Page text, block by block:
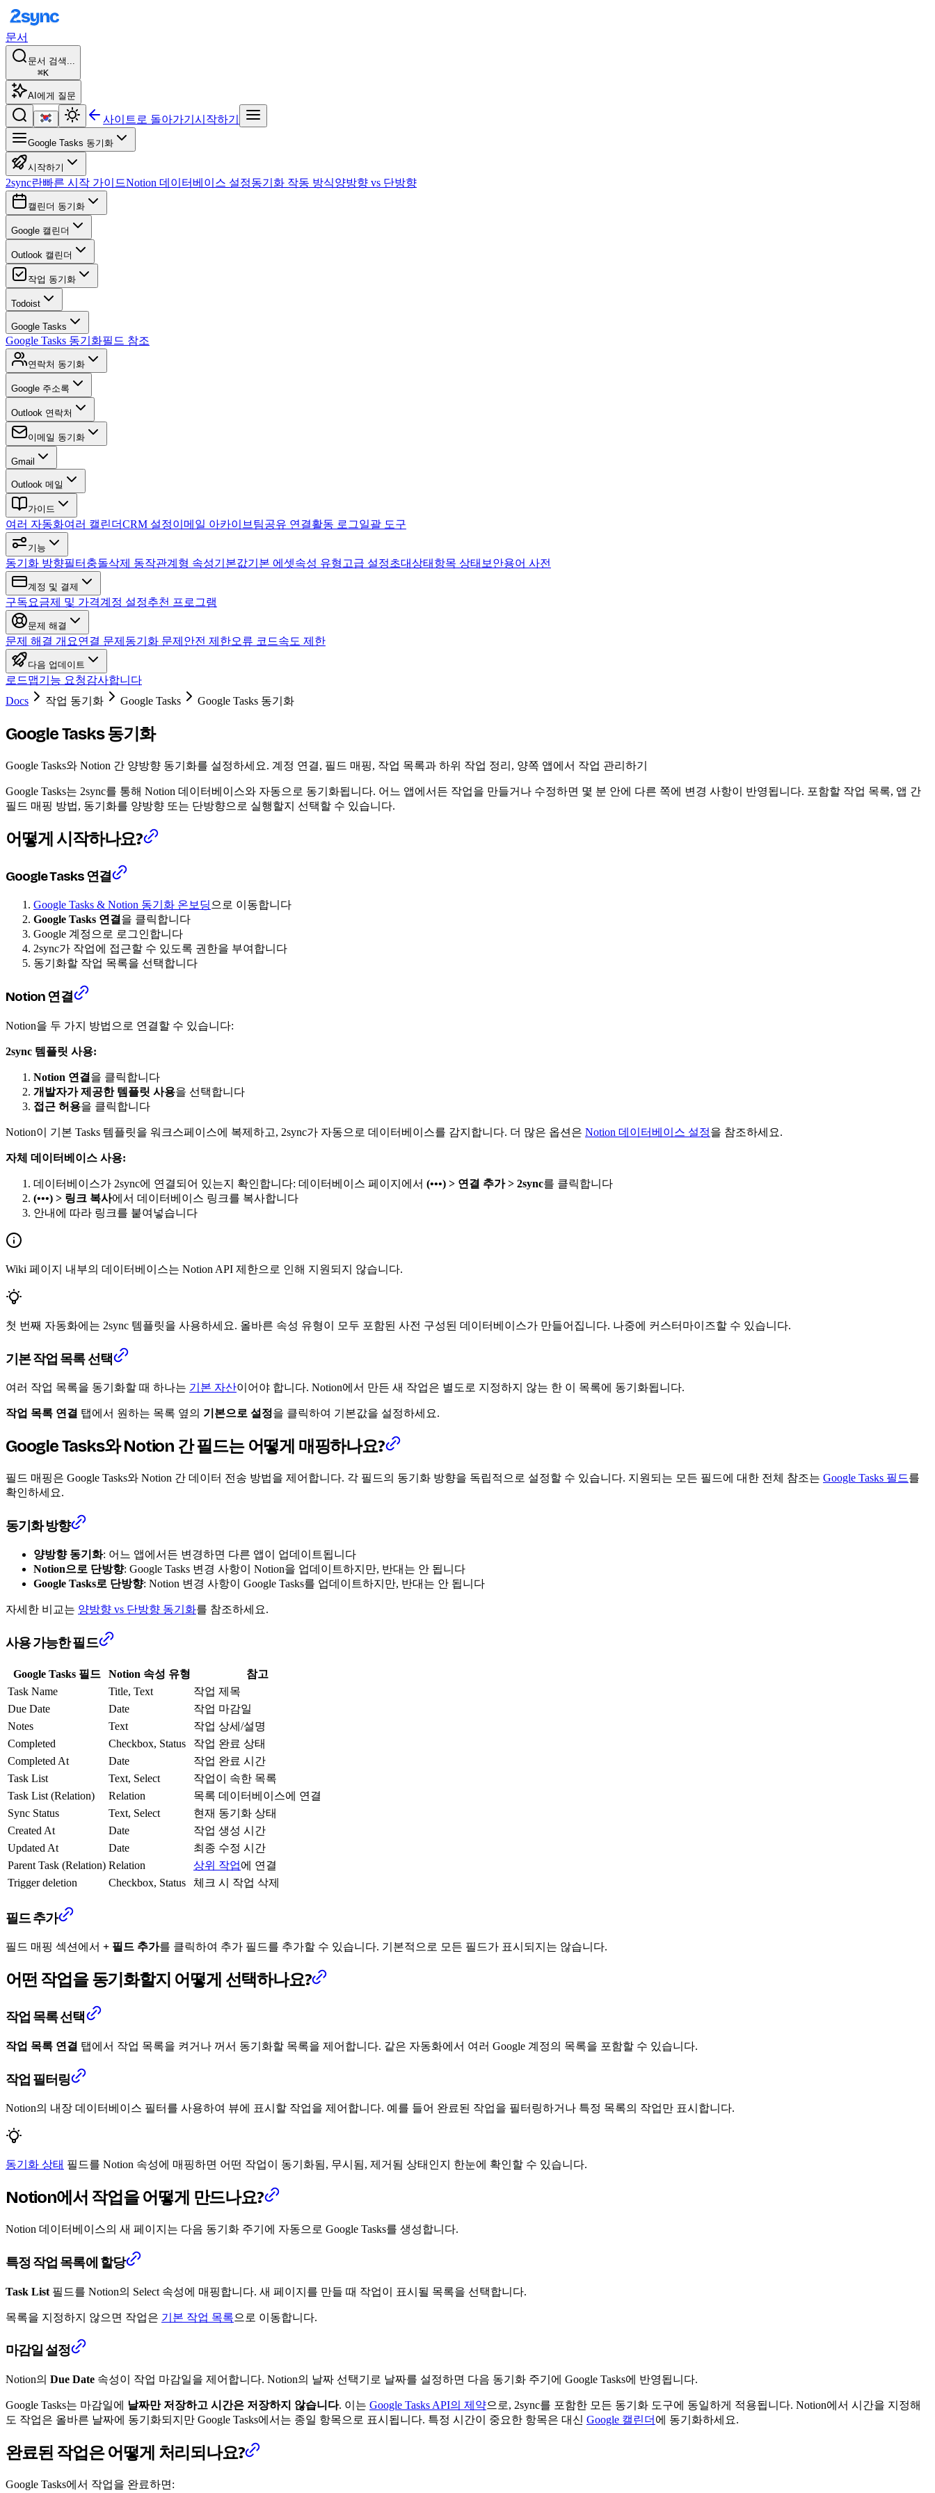
문서
문서 검색...
⌘K
AI에게 질문
사이트로 돌아가기 시작하기
Google Tasks 동기화
시작하기
2sync란빠른 시작 가이드Notion 데이터베이스 설정동기화 작동 방식양방향 vs 단방향
캘린더 동기화
Google 캘린더
Outlook 캘린더
작업 동기화
Todoist
Google Tasks
Google Tasks 동기화필드 참조
연락처 동기화
Google 주소록
Outlook 연락처
이메일 동기화
Gmail
Outlook 메일
가이드
여러 자동화여러 캘린더CRM 설정이메일 아카이브 팀공유 연결활동 로그일괄 도구
기능
동기화 방향필터 충돌삭제 동작관계형 속성기본값기본 에셋속성 유형 고급 설정초대상태 항목 상태 보안용어 사전
계정 및 결제
구독요금제 및 가격계정 설정추천 프로그램
문제 해결
문제 해결 개요연결 문제 동기화 문제 안전 제한오류 코드속도 제한
다음 업데이트
로드맵기능 요청감사합니다
Docs
작업 동기화 Google Tasks Google Tasks 동기화
Google Tasks 동기화
Google Tasks와 Notion 간 양방향 동기화를 설정하세요. 계정 연결, 필드 매핑, 작업 목록과 하위 작업 정리, 양쪽 앱에서 작업 관리하기
Google Tasks는 2sync를 통해 Notion 데이터베이스와 자동으로 동기화됩니다. 어느 앱에서든 작업을 만들거나 수정하면 몇 분 안에 다른 쪽에 변경 사항이 반영됩니다. 포함할 작업 목록, 앱 간
필드 매핑 방법, 동기화를 양방향 또는 단방향으로 실행할지 선택할 수 있습니다.
어떻게 시작하나요?
Google Tasks 연결
Google Tasks & Notion 동기화 온보딩 으로 이동합니다
Google Tasks 연결 을 클릭합니다
Google 계정으로 로그인합니다
2sync가 작업에 접근할 수 있도록 권한을 부여합니다
동기화할 작업 목록을 선택합니다
Notion 연결
Notion을 두 가지 방법으로 연결할 수 있습니다:
2sync 템플릿 사용:
Notion 연결 을 클릭합니다
개발자가 제공한 템플릿 사용을 선택합니다
접근 허용을 클릭합니다
Notion이 기본 Tasks 템플릿을 워크스페이스에 복제하고, 2sync가 자동으로 데이터베이스를 감지합니다. 더 많은 옵션은 Notion 데이터베이스 설정을 참조하세요.
자체 데이터베이스 사용:
데이터베이스가 2sync에 연결되어 있는지 확인합니다: 데이터베이스 페이지에서 (•••) > 연결 추가 > 2sync를 클릭합니다
(•••) > 링크 복사에서 데이터베이스 링크를 복사합니다
안내에 따라 링크를 붙여넣습니다
Wiki 페이지 내부의 데이터베이스는 Notion API 제한으로 인해 지원되지 않습니다.
첫 번째 자동화에는 2sync 템플릿을 사용하세요. 올바른 속성 유형이 모두 포함된 사전 구성된 데이터베이스가 만들어집니다. 나중에 커스터마이즈할 수 있습니다.
기본 작업 목록 선택
여러 작업 목록을 동기화할 때 하나는 기본 자산이어야 합니다. Notion에서 만든 새 작업은 별도로 지정하지 않는 한 이 목록에 동기화됩니다.
작업 목록 연결 탭에서 원하는 목록 옆의 기본으로 설정을 클릭하여 기본값을 설정하세요.
Google Tasks와 Notion 간 필드는 어떻게 매핑하나요?
필드 매핑은 Google Tasks와 Notion 간 데이터 전송 방법을 제어합니다. 각 필드의 동기화 방향을 독립적으로 설정할 수 있습니다. 지원되는 모든 필드에 대한 전체 참조는 Google Tasks 필드를
확인하세요.
동기화 방향
양방향 동기화: 어느 앱에서든 변경하면 다른 앱이 업데이트됩니다
Notion으로 단방향: Google Tasks 변경 사항이 Notion을 업데이트하지만, 반대는 안 됩니다
Google Tasks로 단방향: Notion 변경 사항이 Google Tasks를 업데이트하지만, 반대는 안 됩니다
자세한 비교는 양방향 vs 단방향 동기화를 참조하세요.
사용 가능한 필드
Google Tasks 필드 Notion 속성 유형
참고
Task Name
Title, Text
작업 제목
Due Date
Date
작업 마감일
Notes
Text
작업 상세/설명
Completed
Checkbox, Status
작업 완료 상태
Completed At
Date
작업 완료 시간
Task List
Text, Select
작업이 속한 목록
Task List (Relation)
Relation
목록 데이터베이스에 연결
Sync Status
Text, Select
현재 동기화 상태
Created At
Date
작업 생성 시간
Updated At
Date
최종 수정 시간
Parent Task (Relation) Relation 상위 작업에 연결
Trigger deletion
Checkbox, Status 체크 시 작업 삭제
필드 추가
필드 매핑 섹션에서 + 필드 추가를 클릭하여 추가 필드를 추가할 수 있습니다. 기본적으로 모든 필드가 표시되지는 않습니다.
어떤 작업을 동기화할지 어떻게 선택하나요?
작업 목록 선택
작업 목록 연결 탭에서 작업 목록을 켜거나 꺼서 동기화할 목록을 제어합니다. 같은 자동화에서 여러 Google 계정의 목록을 포함할 수 있습니다.
작업 필터링
Notion의 내장 데이터베이스 필터를 사용하여 뷰에 표시할 작업을 제어합니다. 예를 들어 완료된 작업을 필터링하거나 특정 목록의 작업만 표시합니다.
동기화 상태 필드를 Notion 속성에 매핑하면 어떤 작업이 동기화됨, 무시됨, 제거됨 상태인지 한눈에 확인할 수 있습니다.
Notion에서 작업을 어떻게 만드나요?
Notion 데이터베이스의 새 페이지는 다음 동기화 주기에 자동으로 Google Tasks를 생성합니다.
특정 작업 목록에 할당
Task List 필드를 Notion의 Select 속성에 매핑합니다. 새 페이지를 만들 때 작업이 표시될 목록을 선택합니다.
목록을 지정하지 않으면 작업은 기본 작업 목록으로 이동합니다.
마감일 설정
Notion의 Due Date 속성이 작업 마감일을 제어합니다. Notion의 날짜 선택기로 날짜를 설정하면 다음 동기화 주기에 Google Tasks에 반영됩니다.
Google Tasks는 마감일에 날짜만 저장하고 시간은 저장하지 않습니다. 이는 Google Tasks API의 제약으로, 2sync를 포함한 모든 동기화 도구에 동일하게 적용됩니다. Notion에서 시간을 지정해
도 작업은 올바른 날짜에 동기화되지만 Google Tasks에서는 종일 항목으로 표시됩니다. 특정 시간이 중요한 항목은 대신 Google 캘린더 에 동기화하세요.
완료된 작업은 어떻게 처리되나요?
Google Tasks에서 작업을 완료하면: